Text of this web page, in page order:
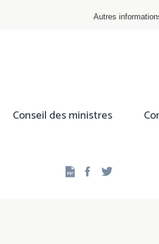
Autres
Conseil des ministres
Facebook